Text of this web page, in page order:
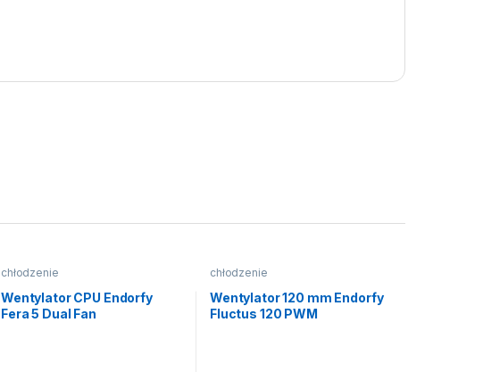
chłodzenie
Wentylator CPU Endorfy
Fera 5 Dual Fan
chłodzenie
Wentylator 120 mm Endorfy
Fluctus 120 PWM